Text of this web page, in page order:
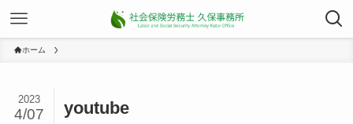
ホーム
youtube
2023
4/07